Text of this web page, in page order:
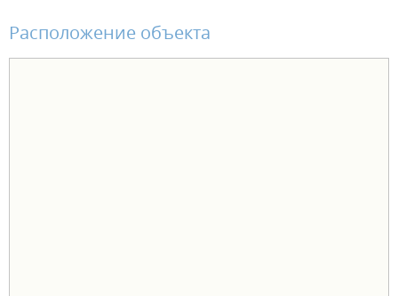
комплект санфаянса (унитаз, раковина). В чистовой отделке -
натяжной потолок, ламинат, обои виниловые на флизелиновой
основе, установлены межкомнатные двери и электрофурнитура. В
Расположение объекта